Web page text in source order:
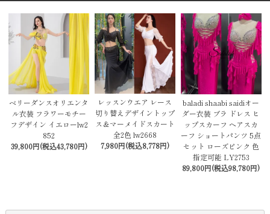
ベリーダンスオリエンタ
ル衣装 フラワーモチー
フデザイン イエローlw2
852
39,800円(税込43,780円)
レッスンウエア レース
切り替えデザイントップ
ス＆マーメイドスカート
全2色 lw2668
7,980円(税込8,778円)
baladi shaabi saidiオー
ダー衣装 ブラ ドレス ヒ
ップスカーフ ヘアスカ
ーフ ショートパンツ 5点
セット ローズピンク 色
指定可能 LY2753
89,800円(税込98,780円)